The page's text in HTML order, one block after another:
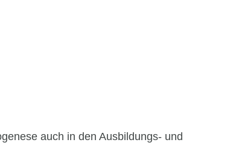
auch in den Ausbildungs- und